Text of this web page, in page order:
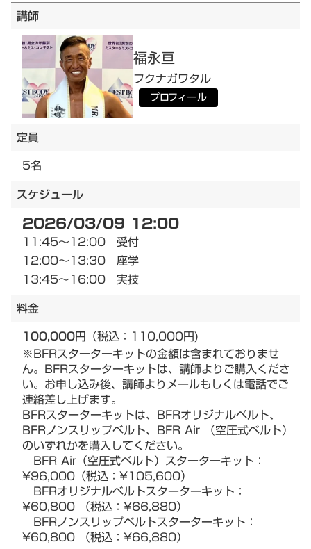
講師
福永亘
フクナガワタル
プロフィール
定員
5名
スケジュール
2026/03/09 12:00
11:45～12:00 受付
12:00～13:30 座学
13:45～16:00 実技
料金
100,000円 （税込：110,000円)
※BFRスターターキットの金額は含まれておりませ
ん。BFRスターターキットは、講師よりご購入くださ
い。お申し込み後、講師よりメールもしくは電話でご
連絡差し上げます。
BFRスターターキットは、BFRオリジナルベルト、
BFRノンスリップベルト、BFR Air （空圧式ベルト）
のいずれかを購入してください。
BFR Air（空圧式ベルト）スターターキット：
¥96,000（税込：¥105,600）
BFRオリジナルベルトスターターキット：
¥60,800 （税込：¥66,880）
BFRノンスリップベルトスターターキット：
¥60,800 （税込：¥66,880）